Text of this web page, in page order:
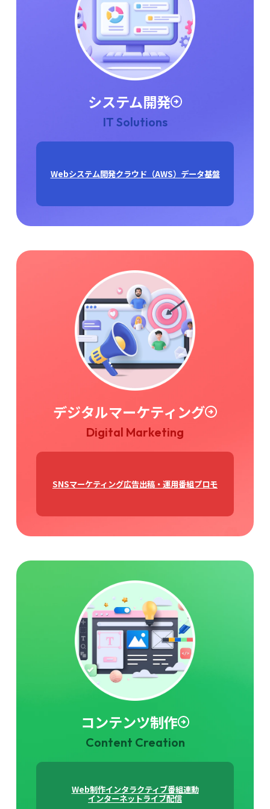
システム開発
IT Solutions
Webシステム開発クラウド（AWS） データ基盤
デジタルマーケティング
Digital Marketing
SNSマーケティング広告出稿・運用番組プロモ
コンテンツ制作
Content Creation
Web制作インタラクティブ番組連動
インターネットライブ配信